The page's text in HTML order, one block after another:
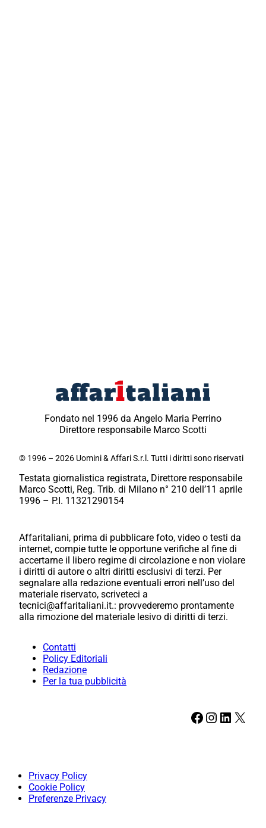
Fondato nel 1996 da Angelo Maria Perrino
Direttore responsabile Marco Scotti
© 1996 – 2026 Uomini & Affari S.r.l. Tutti i diritti sono riservati
Testata giornalistica registrata, Direttore responsabile
Marco Scotti, Reg. Trib. di Milano n° 210 dell’11 aprile
1996 – P.I. 11321290154
Affaritaliani, prima di pubblicare foto, video o testi da
internet, compie tutte le opportune verifiche al fine di
accertarne il libero regime di circolazione e non violare
i diritti di autore o altri diritti esclusivi di terzi. Per
segnalare alla redazione eventuali errori nell’uso del
materiale riservato, scriveteci a
tecnici@affaritaliani.it.: provvederemo prontamente
alla rimozione del materiale lesivo di diritti di terzi.
Contatti
Policy Editoriali
Redazione
Per la tua pubblicità
Facebook Instagram LinkedIn X
Privacy Policy
Cookie Policy
Preferenze Privacy